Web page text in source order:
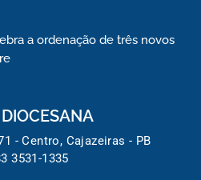
a ordenação de três novos
- Centro, Cajazeiras - PB
3531-1335